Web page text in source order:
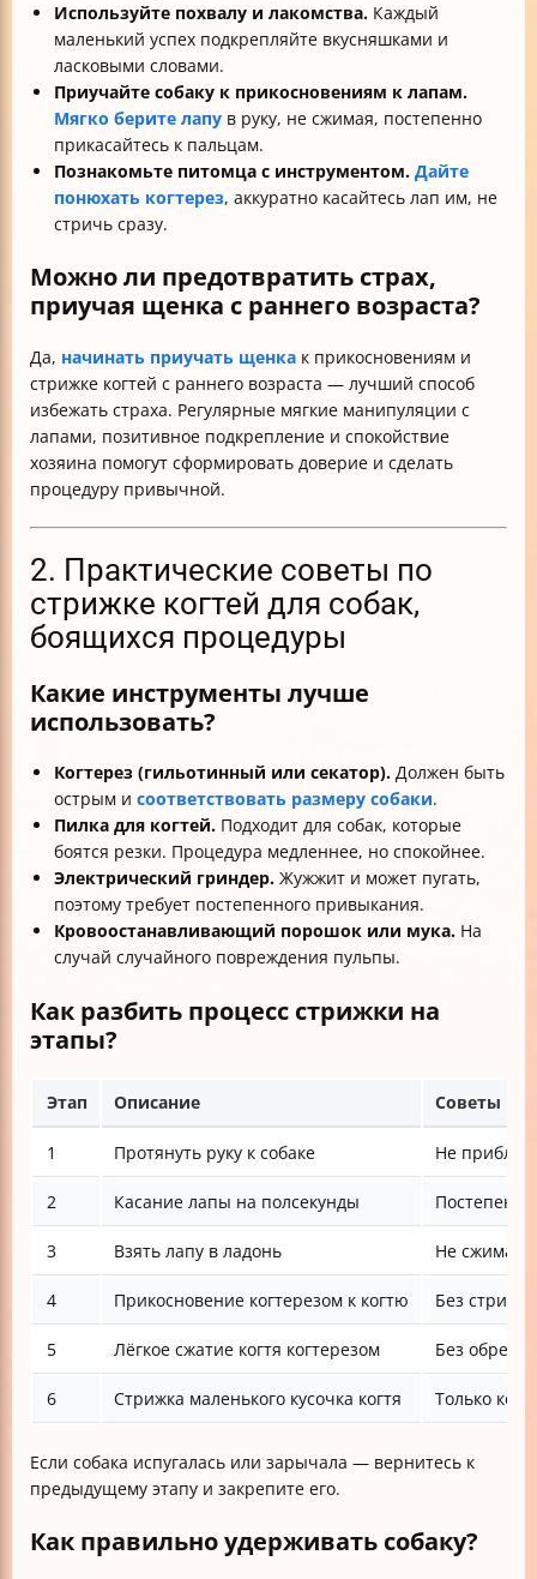
Используйте похвалу и лакомства. Каждый
маленький успех подкрепляйте вкусняшками и
ласковыми словами.
Приучайте собаку к прикосновениям к лапам.
Мягко берите лапу в руку, не сжимая, постепенно
прикасайтесь к пальцам.
Познакомьте питомца с инструментом. Дайте
понюхать когтерез, аккуратно касайтесь лап им, не
стричь сразу.
Можно ли предотвратить страх,
приучая щенка с раннего возраста?
Да, начинать приучать щенка к прикосновениям и
стрижке когтей с раннего возраста — лучший способ
избежать страха. Регулярные мягкие манипуляции с
лапами, позитивное подкрепление и спокойствие
хозяина помогут сформировать доверие и сделать
процедуру привычной.
2. Практические советы по
стрижке когтей для собак,
боящихся процедуры
Какие инструменты лучше
использовать?
Когтерез (гильотинный или секатор). Должен быть
острым и соответствовать размеру собаки.
Пилка для когтей. Подходит для собак, которые
боятся резки. Процедура медленнее, но спокойнее.
Электрический гриндер. Жужжит и может пугать,
поэтому требует постепенного привыкания.
Кровоостанавливающий порошок или мука. На
случай случайного повреждения пульпы.
Как разбить процесс стрижки на
этапы?
Этап Описание Советы
1 Протянуть руку к собаке Не
2 Касание лапы на полсекунды
3 Взять лапу в ладонь Не
4 Прикосновение когтерезом к когтю Без
5 Лёгкое сжатие когтя когтерезом Без
6 Стрижка маленького кусочка когтя Только
Если собака испугалась или зарычала — вернитесь к
предыдущему этапу и закрепите его.
Как правильно удерживать собаку?